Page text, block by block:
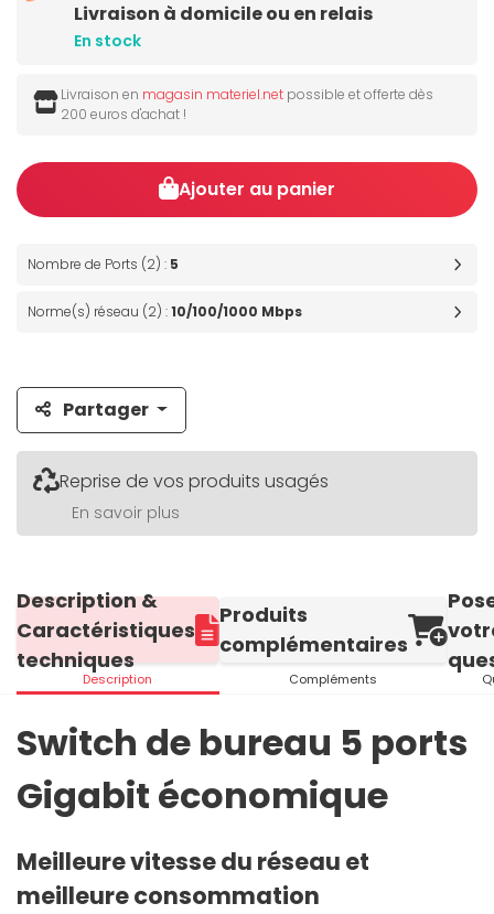
Livraison à domicile ou en relais
En stock
Livraison en magasin materiel.net possible et offerte dès
200 euros d'achat !
Ajouter au panier
Nombre de Ports (2) : 5
Norme(s) réseau (2) :10/100/1000 Mbps
Partager
Reprise de vos produits usagés
En savoir plus
Description &
Caractéristiques
techniques
Description
Produits
complémentaires
Compléments
Switch de bureau 5 ports
Gigabit économique
Meilleure vitesse du réseau et
meilleure consommation